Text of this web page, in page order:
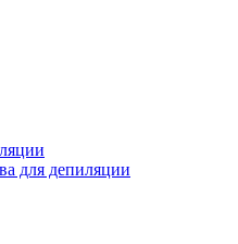
для депиляции